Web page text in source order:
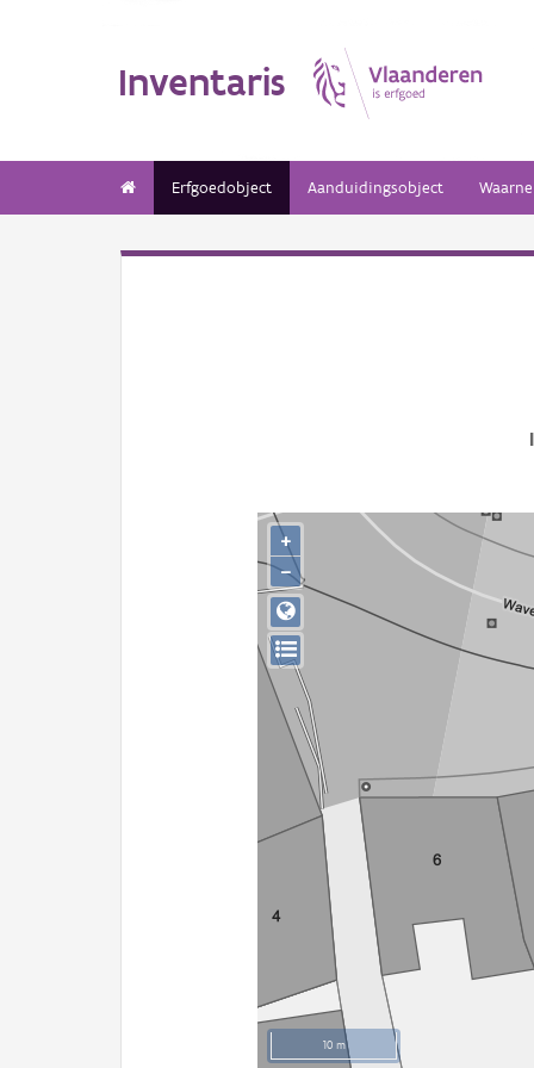
Inventaris
Erfgoedobject Aanduidingsobject
10 m
+
−